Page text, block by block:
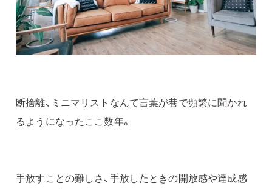
断捨離、ミニマリストなんて言葉が巷で頻繁に聞かれ
るようになったここ数年。
手放すことの難しさ、手放したときの開放感や達成感